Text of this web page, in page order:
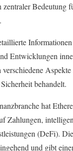
zentraler Bedeutung
Informationen
Entwicklungen
behandelt.
hat
Zahlungen,
(DeFi).
und gibt